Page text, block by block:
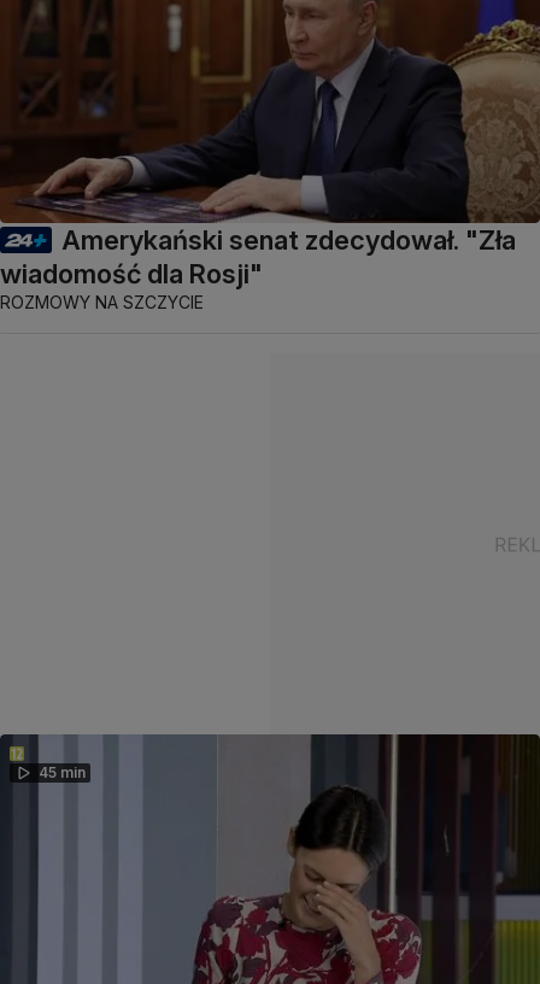
Amerykański senat zdecydował. "Zła
wiadomość dla Rosji"
ROZMOWY NA SZCZYCIE
45 min